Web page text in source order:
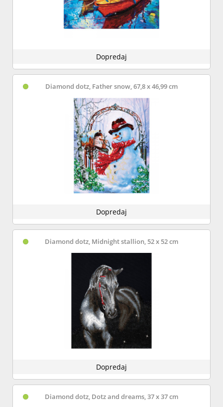
Dopredaj
Diamond dotz, Father snow, 67,8 x 46,99 cm
Dopredaj
Diamond dotz, Midnight stallion, 52 x 52 cm
Dopredaj
Diamond dotz, Dotz and dreams, 37 x 37 cm